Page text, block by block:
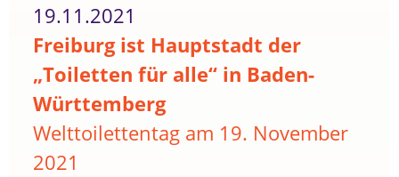
19.11.2021
Freiburg ist Hauptstadt der
„Toiletten für alle“ in Baden-
Württemberg
Welttoilettentag am 19. November
2021